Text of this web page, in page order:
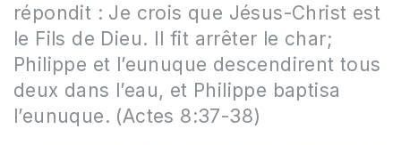
répondit : Je crois que Jésus-Christ est
le Fils de Dieu. Il fit arrêter le char;
Philippe et l’eunuque descendirent tous
deux dans l’eau, et Philippe baptisa
l’eunuque. (Actes 8:37-38)